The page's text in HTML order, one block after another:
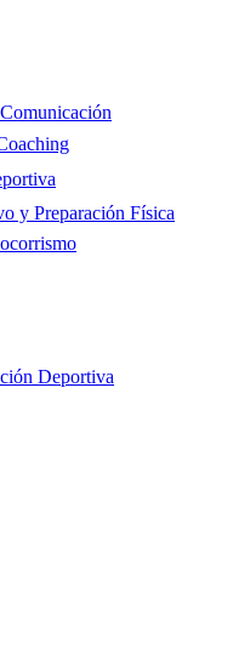
y Preparación Física
Deportiva